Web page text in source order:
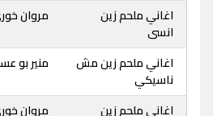
اغاني ملحم زين
انسى
مروان
اغاني ملحم زين مش
ناسيكي
منير بو
اغاني ملحم زين
مروان